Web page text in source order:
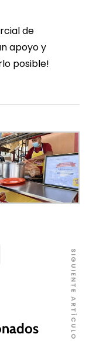
de
apoyo y
posible!
SIGUIENTE ARTÍCULO